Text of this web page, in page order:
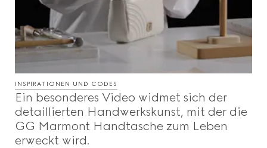
INSPIRATIONEN UND CODES
Ein besonderes Video widmet sich der
detaillierten Handwerkskunst, mit der die
GG Marmont Handtasche zum Leben
erweckt wird.